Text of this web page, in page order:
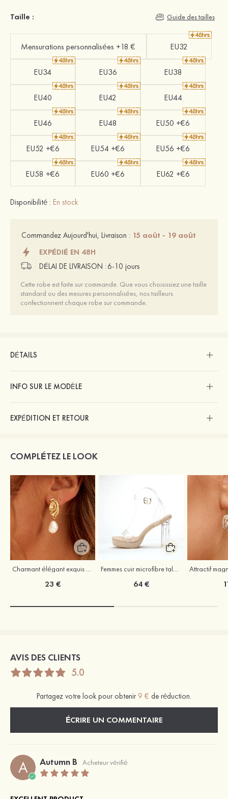
Taille : Guide des tailles
Mensurations personnalisées +18 € EU32
EU34 EU36 EU38
EU40 EU42 EU44
EU46 EU48 EU50 +€6
EU52 +€6 EU54 +€6 EU56 +€6
EU58 +€6 EU60 +€6 EU62 +€6
Disponibilité : En stock
Commandez Aujourd'hui, Livraison : 15 août - 19 août
EXPÉDIÉ EN 48H
DÉLAI DE LIVRAISON : 6-10 jours
Cette robe est faite sur commande. Que vous choisissiez une taille
standard ou des mesures personnalisées, nos tailleurs
confectionnent chaque robe sur commande.
DÉTAILS
INFO SUR LE MODÈLE
EXPÉDITION ET RETOUR
COMPLÉTEZ LE LOOK
Charmant élégant exquis argent s925 boucles d'oreilles
23 €
Femmes cuir microfibre talons à bout ouvert talon bottier fête et soirée bal occasion spéciale mariage chaussures
64 €
AVIS DES CLIENTS
5.0
Partagez votre look pour obtenir 9 € de réduction.
ÉCRIRE UN COMMENTAIRE
A Autumn B Acheteur vérifié